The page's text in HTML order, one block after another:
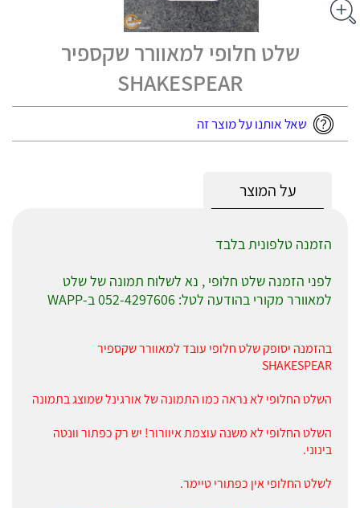
שלט חלופי למאוורר שקספיר
SHAKESPEAR
שאל אותנו על מוצר זה
על המוצר
הזמנה טלפונית בלבד
לפני הזמנה שלט חלופי , נא לשלוח תמונה של שלט
למאוורר מקורי בהודעה לטל: 052-4297606 ב-WAPP
בהזמנה יסופק שלט חלופי עובד למאוורר שקספיר
SHAKESPEAR
השלט החלופי לא נראה כמו התמונה של אורגינל שמוצג בתמונה
השלט החלופי לא משנה עוצמת איוורור! יש רק כפתור וונטה
בינוני.
לשלט החלופי אין כפתורי טיימר.